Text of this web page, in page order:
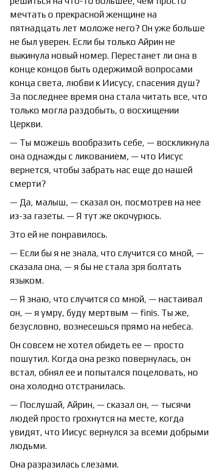
мечтать о прекрасной женщине на
пятнадцать лет моложе него? Он уже больше
не был уверен. Если бы только Айрин не
выкинула новый номер. Перестанет ли она в
конце концов быть одержимой вопросами
конца света, любви к Иисусу, спасения душ?
За последнее время она стала читать все, что
только могла раздобыть, о восхищении
Церкви.
— Ты можешь вообразить себе, — воскликнула
она однажды с ликованием, — что Иисус
вернется, чтобы забрать нас еще до нашей
смерти?
— Да, малыш, — сказал он, посмотрев на нее
из-за газеты. — Я тут же окочурюсь.
Это ей не понравилось.
— Если бы я не знала, что случится со мной, —
сказала она, — я бы не стала зря болтать
языком.
— Я знаю, что случится со мной, — настаивал
он, — я умру, буду мертвым — finis. Ты же,
безусловно, вознесешься прямо на небеса.
Он совсем не хотел обидеть ее — просто
пошутил. Когда она резко повернулась, он
встал, обнял ее и попытался поцеловать, но
она холодно отстранилась.
— Послушай, Айрин, — сказал он, — тысячи
людей просто грохнутся на месте, когда
увидят, что Иисус вернулся за всеми добрыми
людьми.
Она разразилась слезами.